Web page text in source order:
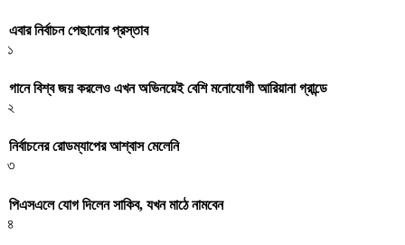
এবার নির্বাচন পেছানোর প্রস্তাব
১
গানে বিশ্ব জয় করলেও এখন অভিনয়েই বেশি মনোযোগী আরিয়ানা গ্রান্ডে
২
নির্বাচনের রোডম্যাপের আশ্বাস মেলেনি
৩
পিএসএলে যোগ দিলেন সাকিব, যখন মাঠে নামবেন
৪